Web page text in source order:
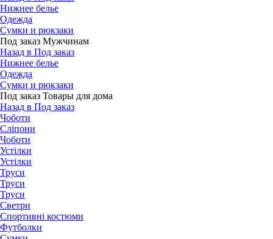
Нижнее белье
Одежда
Сумки и рюкзаки
Под заказ Мужчинам
Назад в Под заказ
Нижнее белье
Одежда
Сумки и рюкзаки
Под заказ Товары для дома
Назад в Под заказ
Чоботи
Сліпони
Чоботи
Устілки
Устілки
Труси
Труси
Труси
Светри
Спортивні костюми
Футболки